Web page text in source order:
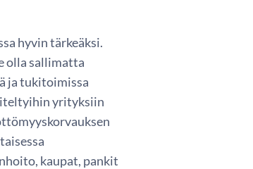
hyvin tärkeäksi.
olla sallimatta
ja tukitoimissa
yrityksiin
kaupat, pankit